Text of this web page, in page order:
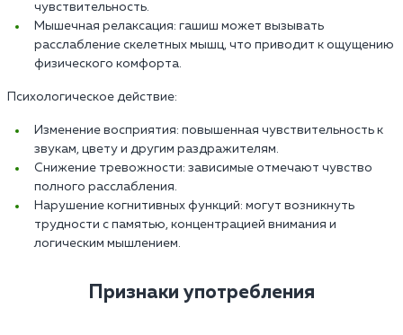
чувствительность.
Мышечная релаксация: гашиш может вызывать
расслабление скелетных мышц, что приводит к ощущению
физического комфорта.
Психологическое действие:
Изменение восприятия: повышенная чувствительность к
звукам, цвету и другим раздражителям.
Снижение тревожности: зависимые отмечают чувство
полного расслабления.
Нарушение когнитивных функций: могут возникнуть
трудности с памятью, концентрацией внимания и
логическим мышлением.
Признаки употребления